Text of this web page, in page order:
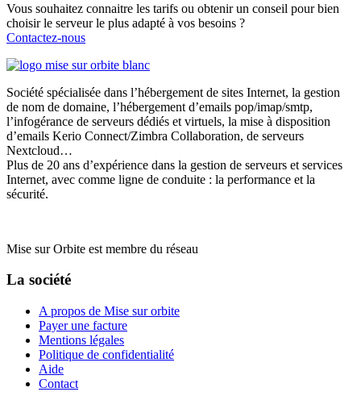
Vous souhaitez connaitre les tarifs ou obtenir un conseil pour bien
choisir le serveur le plus adapté à vos besoins ?
Contactez-nous
Société spécialisée dans l’hébergement de sites Internet, la gestion
de nom de domaine, l’hébergement d’emails pop/imap/smtp,
l’infogérance de serveurs dédiés et virtuels, la mise à disposition
d’emails Kerio Connect/Zimbra Collaboration, de serveurs
Nextcloud…
Plus de 20 ans d’expérience dans la gestion de serveurs et services
Internet, avec comme ligne de conduite : la performance et la
sécurité.
Mise sur Orbite est membre du réseau
La société
A propos de Mise sur orbite
Payer une facture
Mentions légales
Politique de confidentialité
Aide
Contact